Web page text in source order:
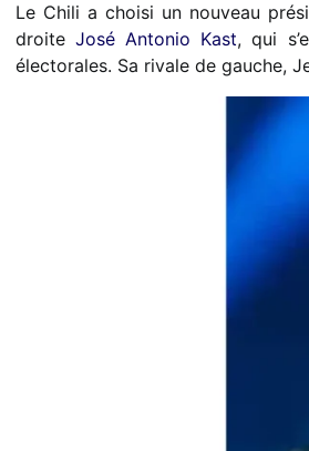
Le Chili a choisi un nouveau
droiteJosé Antonio Kast, qui
électorales. Sa rivale de gauche,